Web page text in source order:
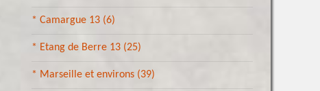
* Camargue 13 (6)
* Etang de Berre 13 (25)
* Marseille et environs (39)